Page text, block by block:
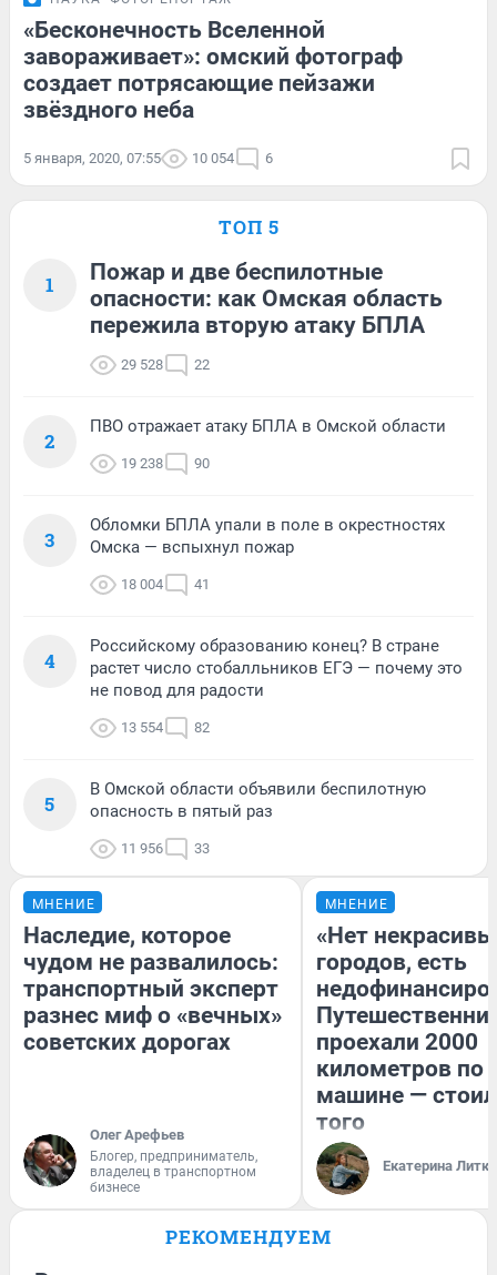
«Бесконечность Вселенной
завораживает»: омский фотограф
создает потрясающие пейзажи
звёздного неба
5 января, 2020, 07:55 10 054 6
ТОП 5
1
Пожар и две беспилотные
опасности: как Омская область
пережила вторую атаку БПЛА
29 528 22
2
ПВО отражает атаку БПЛА в Омской области
19 238 90
3
Обломки БПЛА упали в поле в окрестностях
Омска — вспыхнул пожар
18 004 41
4
Российскому образованию конец? В стране
растет число стобалльников ЕГЭ — почему это
не повод для радости
13 554 82
5
В Омской области объявили беспилотную
опасность в пятый раз
11 956 33
МНЕНИЕ
Наследие, которое
чудом не развалилось:
транспортный эксперт
разнес миф о «вечных»
советских дорогах
Олег Арефьев
Блогер, предприниматель,
владелец в транспортном
бизнесе
МНЕНИЕ
«Нет
городов, есть
проехали 2000
километров по
машине —
того
Екатерина
РЕКОМЕНДУЕМ